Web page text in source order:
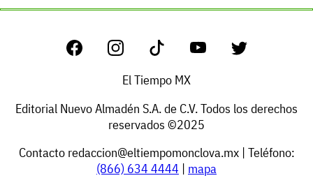
El Tiempo MX
Editorial Nuevo Almadén S.A. de C.V. Todos los derechos
reservados ©2025
Contacto redaccion@eltiempomonclova.mx| Teléfono:
(866) 634 4444 | mapa